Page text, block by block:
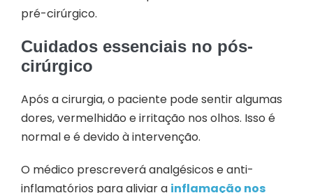
pré-cirúrgico.
Cuidados essenciais no pós-
cirúrgico
Após a cirurgia, o paciente pode sentir algumas
dores, vermelhidão e irritação nos olhos. Isso é
normal e é devido à intervenção.
O médico prescreverá analgésicos e anti-
inflamatórios para aliviar a inflamação nos